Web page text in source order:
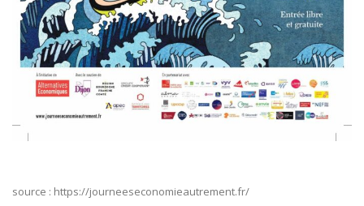
source : https://journeeseconomieautrement.fr/